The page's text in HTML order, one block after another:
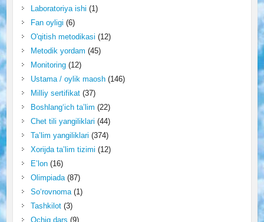
Laboratoriya ishi (1)
Fan oyligi (6)
O'qitish metodikasi (12)
Metodik yordam (45)
Monitoring(12)
Ustama / oylik maosh(146)
Milliy sertifikat(37)
Boshlang‘ich ta’lim (22)
Chet tili yangiliklari (44)
Ta’lim yangiliklari (374)
Xorijda ta’lim tizimi (12)
E’lon(16)
Olimpiada(87)
So‘rovnoma(1)
Tashkilot(3)
Ochiq dars (9)